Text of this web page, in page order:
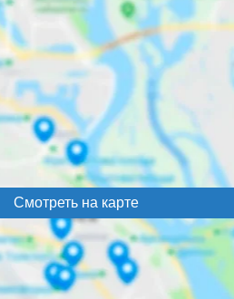
Смотреть на карте